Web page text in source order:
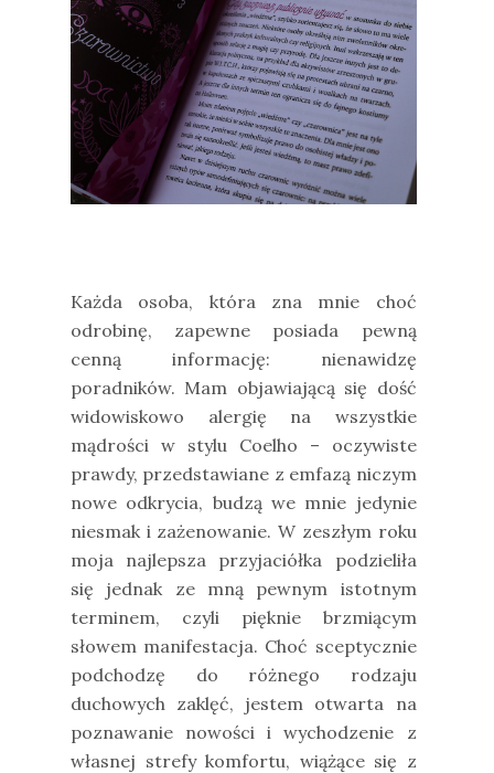
Każda osoba, która zna mnie choć
odrobinę, zapewne posiada pewną
cenną informację: nienawidzę
poradników. Mam objawiającą się dość
widowiskowo alergię na wszystkie
mądrości w stylu Coelho – oczywiste
prawdy, przedstawiane z emfazą niczym
nowe odkrycia, budzą we mnie jedynie
niesmak i zażenowanie. W zeszłym roku
moja najlepsza przyjaciółka podzieliła
się jednak ze mną pewnym istotnym
terminem, czyli pięknie brzmiącym
słowem manifestacja. Choć sceptycznie
podchodzę do różnego rodzaju
duchowych zaklęć, jestem otwarta na
poznawanie nowości i wychodzenie z
własnej strefy komfortu, wiążące się z